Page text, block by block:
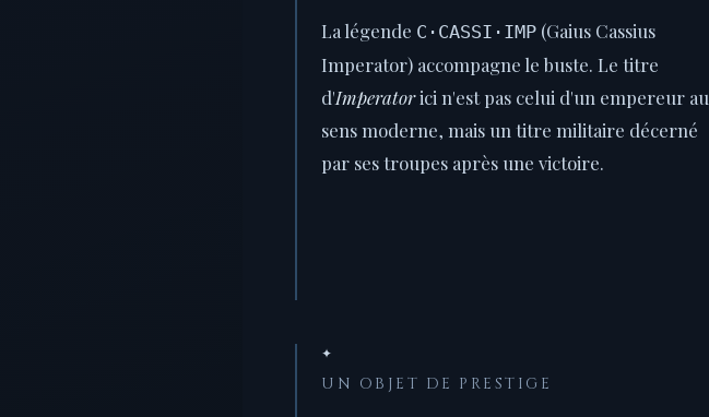
La légende C·CASSI·IMP (Gaius Cassius
Imperator) accompagne le buste. Le titre
d'Imperatorici n'est pas celui d'un empereur au
sens moderne, mais un titre militaire décerné
par ses troupes après une victoire.
✦
UN OBJET DE PRESTIGE